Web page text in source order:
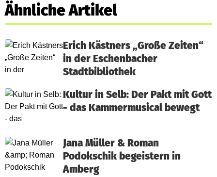
Ähnliche Artikel
Erich Kästners „Große Zeiten“
in der Eschenbacher
Stadtbibliothek
Kultur in Selb: Der Pakt mit Gott
- das Kammermusical bewegt
Jana Müller & Roman
Podokschik begeistern in
Amberg